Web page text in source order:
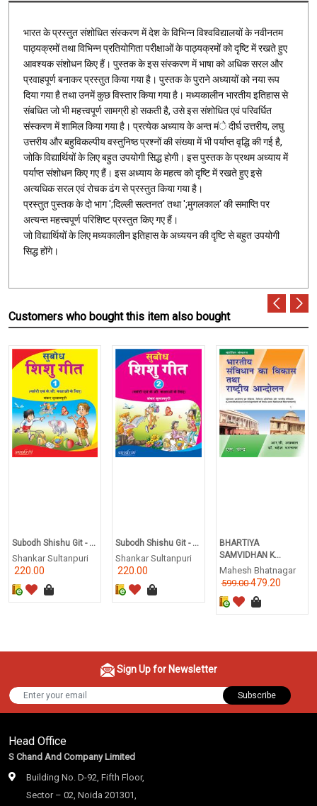
भारत के प्रस्तुत संशोधित संस्करण में देश के विभिन्न विश्वविद्यालयों के नवीनतम
पाठ्यक्रमों तथा विभिन्न प्रतियोगिता परीक्षाओं के पाठ्यक्रमों को दृष्टि में रखते हुए
आवश्यक संशोधन किए हैं। पुस्तक के इस संस्करण में भाषा को अधिक सरल और
प्रवाहपूर्ण बनाकर प्रस्तुत किया गया है। पुस्तक के पुराने अध्यायों को नया रूप
दिया गया है तथा उनमें कुछ विस्तार किया गया है। मध्यकालीन भारतीय इतिहास से
संबधित जो भी महत्त्वपूर्ण सामग्री हो सकती है, उसे इस संशोधित एवं परिवर्धित
संस्करण में शामिल किया गया है। प्रत्येक अध्याय के अन्त मंे दीर्घ उत्तरीय, लघु
उत्तरीय और बहुविकल्पीय वस्तुनिष्ठ प्रश्नों की संख्या में भी पर्याप्त वृद्धि की गई है,
जोकि विद्यार्थियों के लिए बहुत उपयोगी सिद्ध होगी। इस पुस्तक के प्रथम अध्याय में
पर्याप्त संशोधन किए गए हैं। इस अध्याय के महत्व को दृष्टि में रखते हुए इसे
अत्यधिक सरल एवं रोचक ढंग से प्रस्तुत किया गया है।
प्रस्तुत पुस्तक के दो भाग ';दिल्ली सल्तनत' तथा ';मुगलकाल' की समाप्ति पर
अत्यन्त महत्त्वपूर्ण परिशिष्ट प्रस्तुत किए गए हैं।
जो विद्यार्थियों के लिए मध्यकालीन इतिहास के अध्ययन की दृष्टि से बहुत उपयोगी
सिद्ध होंगे।
Customers who bought this item also bought
Subodh Shishu Git - ...
Shankar Sultanpuri
220.00
Subodh Shishu Git - ...
Shankar Sultanpuri
220.00
BHARTIYA
SAMVIDHAN K...
Mahesh Bhatnagar
599.00479.20
Sign Up for Newsletter
Subscribe
Head Office
S Chand And Company Limited
Building No. D-92, Fifth Floor,
Sector – 02, Noida 201301,